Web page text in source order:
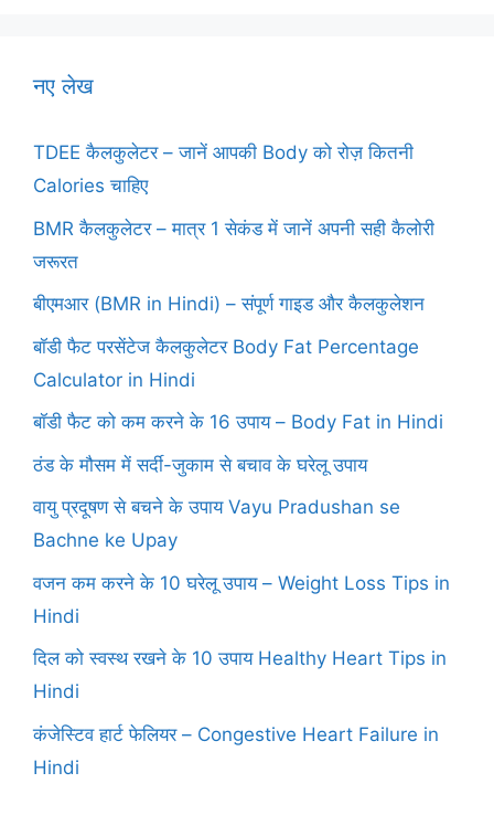
नए लेख
TDEE कैलकुलेटर – जानें आपकी Body को रोज़ कितनी
Calories चाहिए
BMR कैलकुलेटर – मात्र 1 सेकंड में जानें अपनी सही कैलोरी
जरूरत
बीएमआर (BMR in Hindi) – संपूर्ण गाइड और कैलकुलेशन
बॉडी फैट परसेंटेज कैलकुलेटर Body Fat Percentage
Calculator in Hindi
बॉडी फैट को कम करने के 16 उपाय – Body Fat in Hindi
ठंड के मौसम में सर्दी-जुकाम से बचाव के घरेलू उपाय
वायु प्रदूषण से बचने के उपाय Vayu Pradushan se
Bachne ke Upay
वजन कम करने के 10 घरेलू उपाय – Weight Loss Tips in
Hindi
दिल को स्वस्थ रखने के 10 उपाय Healthy Heart Tips in
Hindi
कंजेस्टिव हार्ट फेलियर – Congestive Heart Failure in
Hindi